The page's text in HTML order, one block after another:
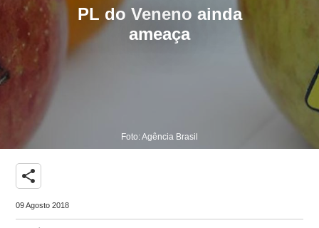
PL do Veneno ainda
ameaça
Foto: Agência Brasil
share
09 Agosto 2018